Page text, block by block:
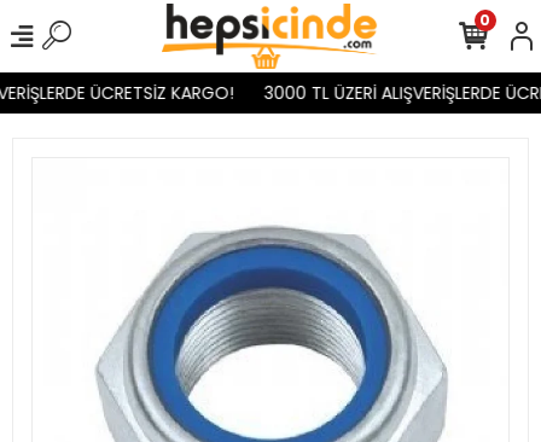
ÜCRETSİZ KARGO! 3000 TL ÜZERİ ALIŞVERİŞLERDE
0